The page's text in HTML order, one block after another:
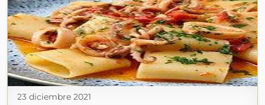
23 diciembre 2021